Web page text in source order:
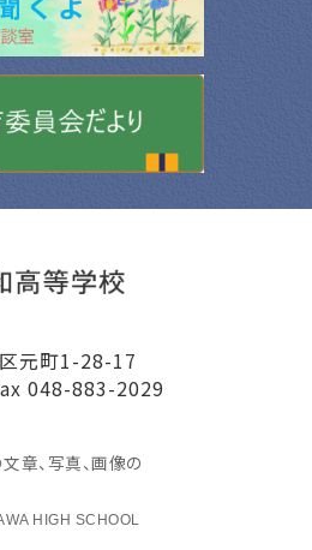
元町1-28-17
048-883-2029
章、写真、画像の
HIGH SCHOOL